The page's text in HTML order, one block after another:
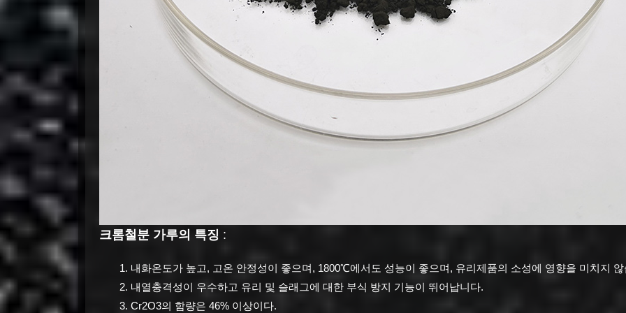
크롬철분 가루의 특징 :
내화온도가 높고, 고온 안정성이 좋으며, 1800℃에서도 성능이 좋으며, 유리제품의 소성에 영향을 미치지
내열충격성이 우수하고 유리 및 슬래그에 대한 부식 방지 기능이 뛰어납니다.
Cr2O3의 함량은 46% 이상이다.